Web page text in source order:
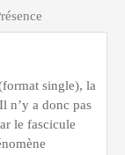
single), la
n’y a donc pas
le fascicule